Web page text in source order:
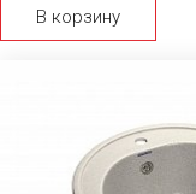
В корзину